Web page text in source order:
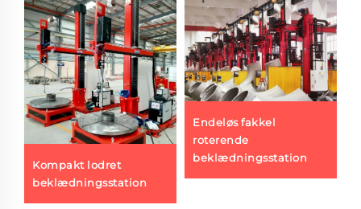
Kompakt lodret
beklædningsstation
Endeløs fakkel
roterende
beklædningsstation